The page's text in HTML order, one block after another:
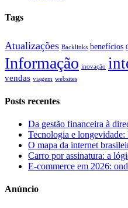
Tags
Atualizações Backlinks benefícios
Informação inovação
vendas viagem websites
Posts recentes
Da gestão financeira à
Tecnologia e longevidade:
O mapa da internet
Carro por assinatura: a
E-commerce em 2026:
Anúncio